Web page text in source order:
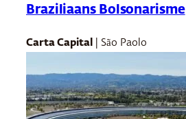
Braziliaans Bolsonarisme
Carta Capital | São Paolo